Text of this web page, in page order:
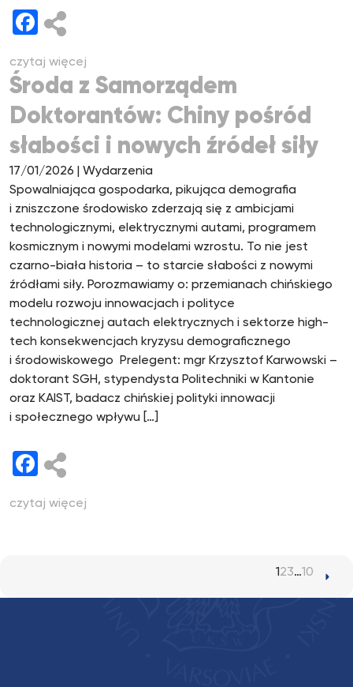
Facebook
czytaj więcej
Środa z Samorządem
Doktorantów: Chiny pośród
słabości i nowych źródeł siły
17/01/2026 | Wydarzenia
Spowalniająca gospodarka, pikująca demografia
i zniszczone środowisko zderzają się z ambicjami
technologicznymi, elektrycznymi autami, programem
kosmicznym i nowymi modelami wzrostu. To nie jest
czarno-biała historia – to starcie słabości z nowymi
źródłami siły. Porozmawiamy o: przemianach chińskiego
modelu rozwoju innowacjach i polityce
technologicznej autach elektrycznych i sektorze high-
tech konsekwencjach kryzysu demograficznego
i środowiskowego Prelegent: mgr Krzysztof Karwowski –
doktorant SGH, stypendysta Politechniki w Kantonie
oraz KAIST, badacz chińskiej polityki innowacji
i społecznego wpływu […]
Facebook
czytaj więcej
123…10